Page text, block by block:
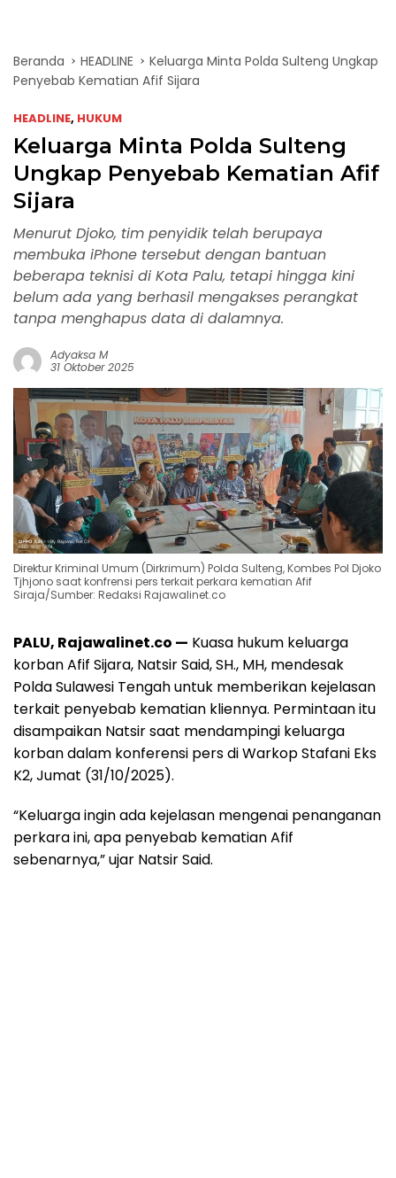
Beranda HEADLINE
Keluarga Minta Polda Sulteng Ungkap
Penyebab Kematian Afif Sijara
HEADLINE, HUKUM
Keluarga Minta Polda Sulteng
Ungkap Penyebab Kematian Afif
Sijara
Menurut Djoko, tim penyidik telah berupaya
membuka iPhone tersebut dengan bantuan
beberapa teknisi di Kota Palu, tetapi hingga kini
belum ada yang berhasil mengakses perangkat
tanpa menghapus data di dalamnya.
Adyaksa M
31 Oktober 2025
Direktur Kriminal Umum (Dirkrimum) Polda Sulteng, Kombes Pol Djoko
Tjhjono saat konfrensi pers terkait perkara kematian Afif
Siraja/Sumber: Redaksi Rajawalinet.co
PALU, Rajawalinet.co — Kuasa hukum keluarga
korban Afif Sijara, Natsir Said, SH., MH, mendesak
Polda Sulawesi Tengah untuk memberikan kejelasan
terkait penyebab kematian kliennya. Permintaan itu
disampaikan Natsir saat mendampingi keluarga
korban dalam konferensi pers di Warkop Stafani Eks
K2, Jumat (31/10/2025).
“Keluarga ingin ada kejelasan mengenai penanganan
perkara ini, apa penyebab kematian Afif
sebenarnya,” ujar Natsir Said.